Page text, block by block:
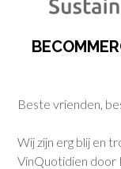
Beste vrienden,
Wij zijn erg blij en
VinQuotidien door